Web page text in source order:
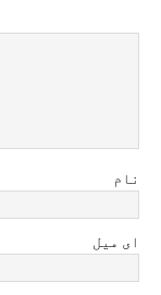
نام
ای میل